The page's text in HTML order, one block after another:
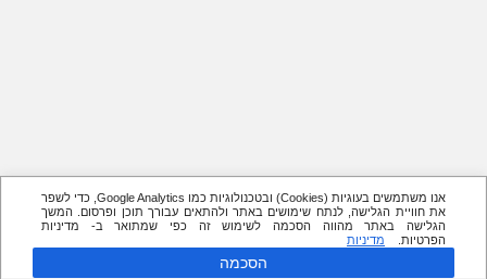
אנו משתמשים בעוגיות (Cookies) ובטכנולוגיות כמו Google Analytics, כדי לשפר
את חוויית הגלישה, לנתח שימושים באתר ולהתאים עבורך תוכן ופרסום. המשך
הגלישה באתר מהווה הסכמה לשימוש זה כפי שמתואר ב- מדיניות
הפרטיות.
מדיניות
הסכמה